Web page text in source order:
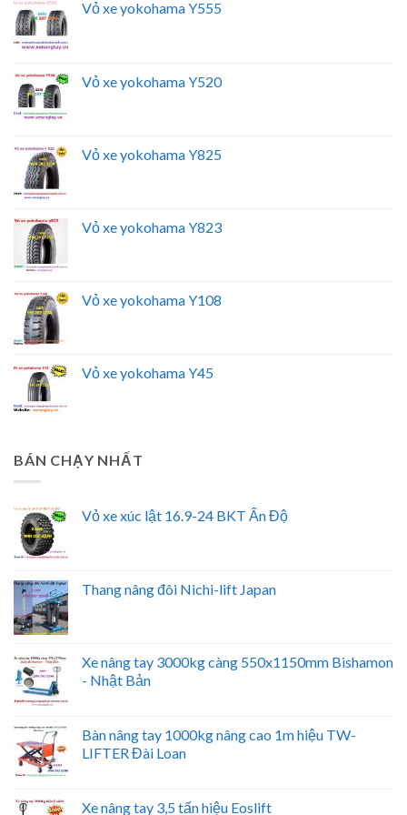
Vỏ xe yokohama Y555
Vỏ xe yokohama Y520
Vỏ xe yokohama Y825
Vỏ xe yokohama Y823
Vỏ xe yokohama Y108
Vỏ xe yokohama Y45
BÁN CHẠY NHẤT
Vỏ xe xúc lật 16.9-24 BKT Ấn Độ
Thang nâng đôi Nichi-lift Japan
Xe nâng tay 3000kg càng 550x1150mm Bishamon
- Nhật Bản
Bàn nâng tay 1000kg nâng cao 1m hiệu TW-
LIFTER Đài Loan
Xe nâng tay 3,5 tấn hiệu Eoslift